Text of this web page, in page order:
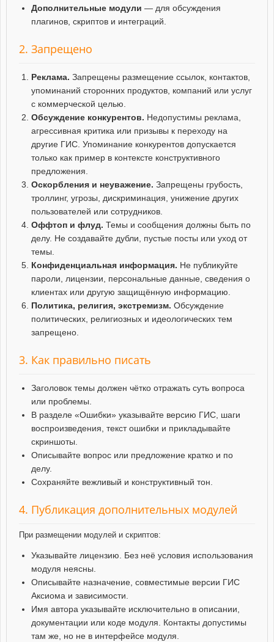
Дополнительные модули — для обсуждения
плагинов, скриптов и интеграций.
2. Запрещено
Реклама. Запрещены размещение ссылок, контактов,
упоминаний сторонних продуктов, компаний или услуг
с коммерческой целью.
Обсуждение конкурентов. Недопустимы реклама,
агрессивная критика или призывы к переходу на
другие ГИС. Упоминание конкурентов допускается
только как пример в контексте конструктивного
предложения.
Оскорбления и неуважение. Запрещены грубость,
троллинг, угрозы, дискриминация, унижение других
пользователей или сотрудников.
Оффтоп и флуд. Темы и сообщения должны быть по
делу. Не создавайте дубли, пустые посты или уход от
темы.
Конфиденциальная информация. Не публикуйте
пароли, лицензии, персональные данные, сведения о
клиентах или другую защищённую информацию.
Политика, религия, экстремизм. Обсуждение
политических, религиозных и идеологических тем
запрещено.
3. Как правильно писать
Заголовок темы должен чётко отражать суть вопроса
или проблемы.
В разделе «Ошибки» указывайте версию ГИС, шаги
воспроизведения, текст ошибки и прикладывайте
скриншоты.
Описывайте вопрос или предложение кратко и по
делу.
Сохраняйте вежливый и конструктивный тон.
4. Публикация дополнительных модулей
При размещении модулей и скриптов:
Указывайте лицензию. Без неё условия использования
модуля неясны.
Описывайте назначение, совместимые версии ГИС
Аксиома и зависимости.
Имя автора указывайте исключительно в описании,
документации или коде модуля. Контакты допустимы
там же, но не в интерфейсе модуля.